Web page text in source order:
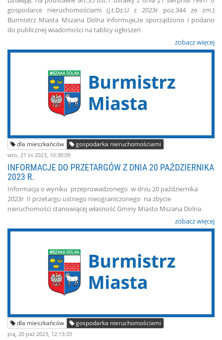
gospodarce nieruchomościami (j.t.Dz.U z 2023r poz.344 ze zm.)
Burmistrz Miasta Mszana Dolna informuje,że sporządzono i podano
do publicznej wiadomości na tablicy ogłoszeń
zobacz więcej
dla mieszkańców gospodarka nieruchomościami
wto, 21 lis 2023, 10:30:09
INFORMACJE DO PRZETARGÓW Z DNIA 20 PAŹDZIERNIKA
2023 R.
Informacja o wyniku przeprowadzonego w dniu 20 października
2023r II przetargu ustnego nieograniczonego na zbycie
nieruchomości stanowiącej własność Gminy Miasto Mszana Dolna
zobacz więcej
dla mieszkańców gospodarka nieruchomościami
pią, 20 paź 2023, 12:13:33